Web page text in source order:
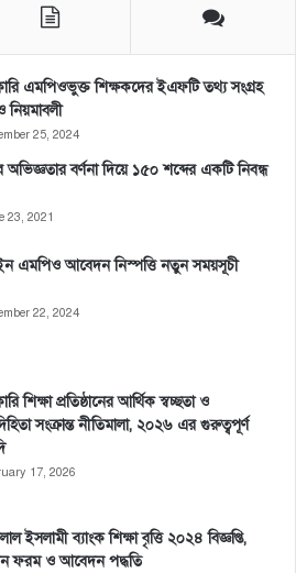
এমপিওভুক্ত শিক্ষকদের ইএফটি তথ্য সংগ্রহ
25, 2024
অভিজ্ঞতার বর্ণনা দিয়ে ১৫০ শব্দের একটি নিবন্ধ
23, 2021
এমপিও আবেদন নিস্পত্তি নতুন সময়সূচী
22, 2024
শিক্ষা প্রতিষ্ঠানের আর্থিক স্বচ্ছতা ও
সংক্রান্ত নীতিমালা, ২০২৬ এর গুরুত্বপূর্ণ
17, 2026
ইসলামী ব্যাংক শিক্ষা বৃত্তি ২০২৪ বিজ্ঞপ্তি,
ফরম ও আবেদন পদ্ধতি